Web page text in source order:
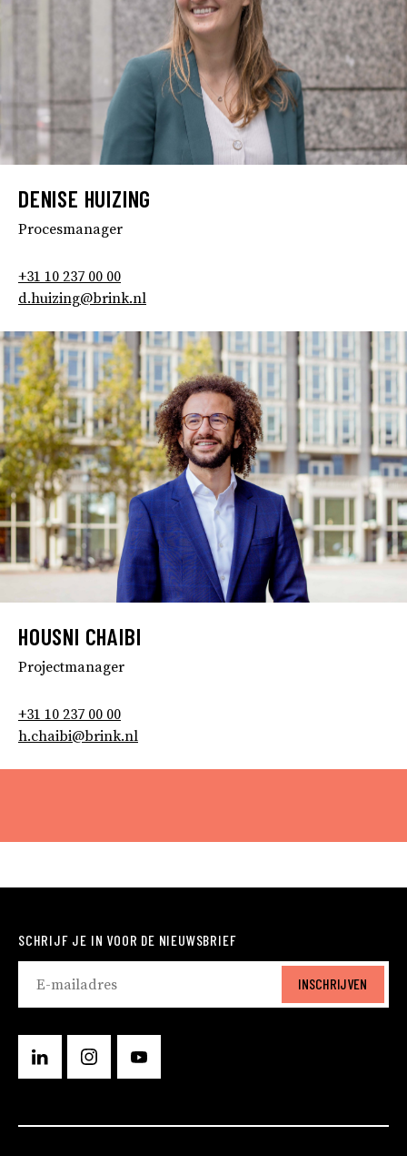
DENISE HUIZING
Procesmanager
+31 10 237 00 00
d.huizing@brink.nl
HOUSNI CHAIBI
Projectmanager
+31 10 237 00 00
h.chaibi@brink.nl
SCHRIJF JE IN VOOR DE NIEUWSBRIEF
INSCHRIJVEN